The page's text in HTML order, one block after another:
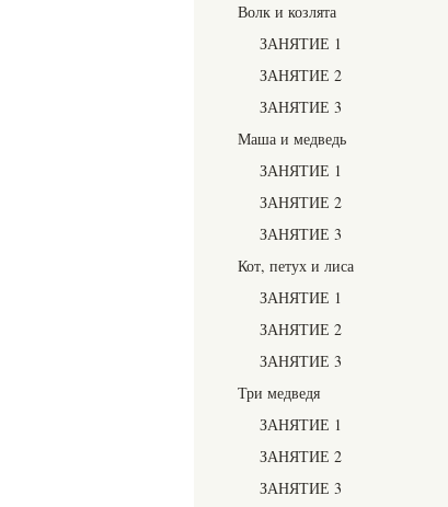
Волк и козлята
ЗАНЯТИЕ 1
ЗАНЯТИЕ 2
ЗАНЯТИЕ 3
Маша и медведь
ЗАНЯТИЕ 1
ЗАНЯТИЕ 2
ЗАНЯТИЕ 3
Кот, петух и лиса
ЗАНЯТИЕ 1
ЗАНЯТИЕ 2
ЗАНЯТИЕ 3
Три медведя
ЗАНЯТИЕ 1
ЗАНЯТИЕ 2
ЗАНЯТИЕ 3